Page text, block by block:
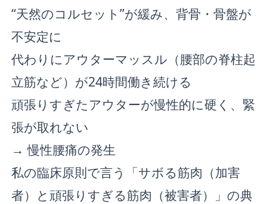
“天然のコルセット”が緩み、背骨・骨盤が
不安定に
代わりにアウターマッスル（腰部の脊柱起
立筋など）が24時間働き続ける
頑張りすぎたアウターが慢性的に硬く、緊
張が取れない
→ 慢性腰痛の発生
私の臨床原則で言う「サボる筋肉（加害
者）と頑張りすぎる筋肉（被害者）」の典